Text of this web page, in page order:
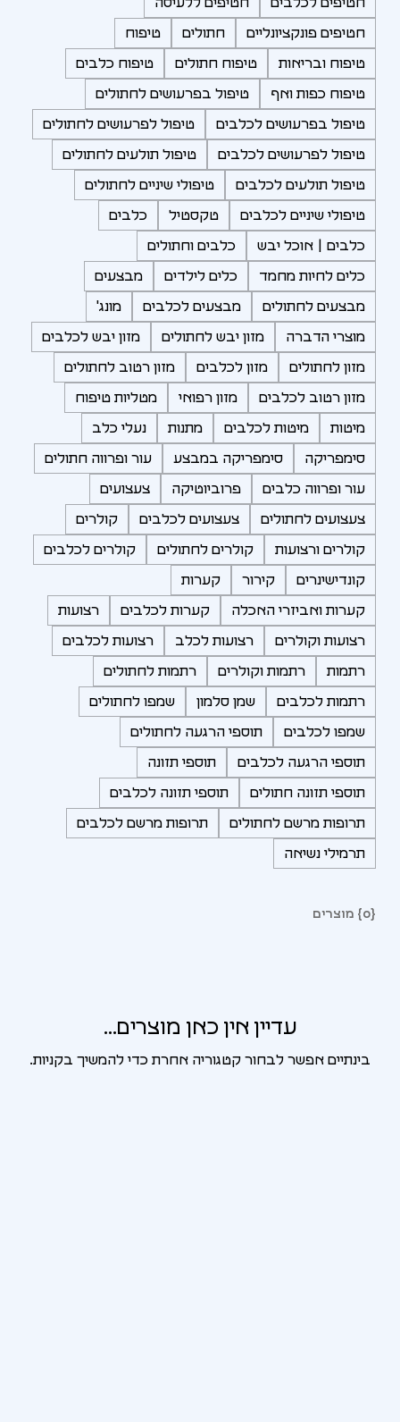
חטיפים פונקציונליים חתולים טיפוח
טיפוח ובריאות טיפוח חתולים טיפוח כלבים
טיפוח כפות ואף טיפול בפרעושים לחתולים
טיפול בפרעושים לכלבים טיפול לפרעושים לחתולים
טיפול לפרעושים לכלבים טיפול תולעים לחתולים
טיפול תולעים לכלבים טיפולי שיניים לחתולים
טיפולי שיניים לכלבים טקסטיל כלבים
כלבים | אוכל יבש כלבים וחתולים
כלים לחיות מחמד כלים לילדים מבצעים
מבצעים לחתולים מבצעים לכלבים מונג'
מוצרי הדברה מזון יבש לחתולים מזון יבש לכלבים
מזון לחתולים מזון לכלבים מזון רטוב לחתולים
מזון רטוב לכלבים מזון רפואי מטליות טיפוח
מיטות מיטות לכלבים מתנות נעלי כלב
סימפריקה סימפריקה במבצע עור ופרווה חתולים
עור ופרווה כלבים פרוביוטיקה צעצועים
צעצועים לחתולים צעצועים לכלבים קולרים
קולרים ורצועות קולרים לחתולים קולרים לכלבים
קונדישינרים קירור קערות
קערות ואביזרי האכלה קערות לכלבים רצועות
רצועות וקולרים רצועות לכלב רצועות לכלבים
רתמות רתמות וקולרים רתמות לחתולים
רתמות לכלבים שמן סלמון שמפו לחתולים
שמפו לכלבים תוספי הרגעה לחתולים
תוספי הרגעה לכלבים תוספי תזונה
תוספי תזונה חתולים תוספי תזונה לכלבים
תרופות מרשם לחתולים תרופות מרשם לכלבים
תרמילי נשיאה
{0} מוצרים
עדיין אין כאן מוצרים...
בינתיים אפשר לבחור קטגוריה אחרת כדי להמשיך בקניות.